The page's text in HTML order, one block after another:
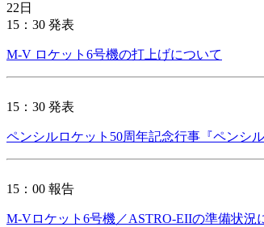
22日
15：30 発表
M-V ロケット6号機の打上げについて
15：30 発表
ペンシルロケット50周年記念行事『ペンシ
15：00 報告
M-Vロケット6号機／ASTRO-EIIの準備状況